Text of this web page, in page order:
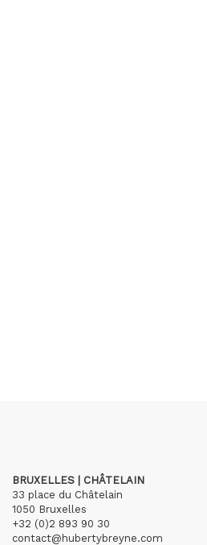
BRUXELLES | CHÂTELAIN
33 place du Châtelain
1050 Bruxelles
+32 (0)2 893 90 30
contact@hubertybreyne.com